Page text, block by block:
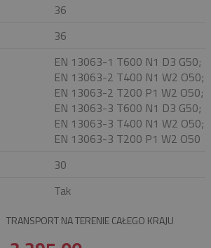
36
36
EN 13063-1 T600 N1 D3 G50;
EN 13063-2 T400 N1 W2 O50;
EN 13063-2 T200 P1 W2 O50;
EN 13063-3 T600 N1 D3 G50;
EN 13063-3 T400 N1 W2 O50;
EN 13063-3 T200 P1 W2 O50
30
Tak
TRANSPORT NA TERENIE CAŁEGO KRAJU